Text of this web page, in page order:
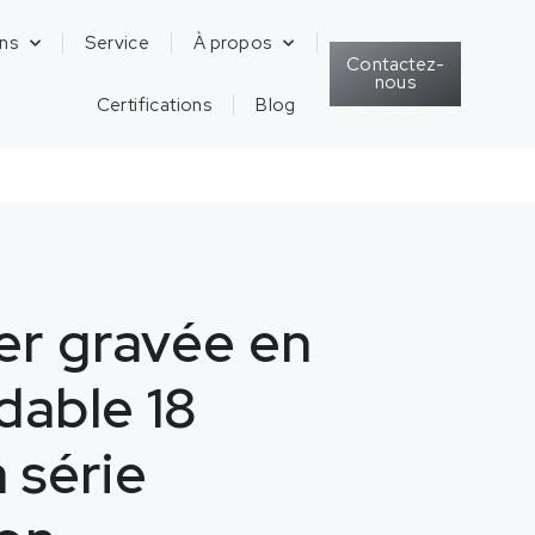
Service À propos
Certifications Blog
Contactez-
nous
gravée en
18
série